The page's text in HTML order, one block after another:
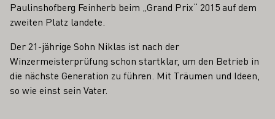
Paulinshofberg Feinherb beim „Grand Prix“ 2015 auf dem
zweiten Platz landete.
Der 21-jährige Sohn Niklas ist nach der
Winzermeisterprüfung schon startklar, um den Betrieb in
die nächste Generation zu führen. Mit Träumen und Ideen,
so wie einst sein Vater.